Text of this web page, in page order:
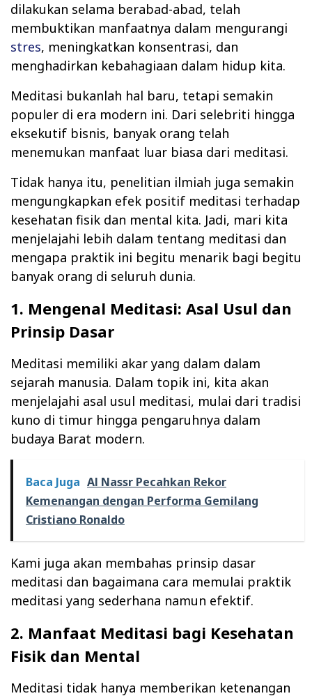
dilakukan selama berabad-abad, telah
membuktikan manfaatnya dalam mengurangi
stres, meningkatkan konsentrasi, dan
menghadirkan kebahagiaan dalam hidup kita.
Meditasi bukanlah hal baru, tetapi semakin
populer di era modern ini. Dari selebriti hingga
eksekutif bisnis, banyak orang telah
menemukan manfaat luar biasa dari meditasi.
Tidak hanya itu, penelitian ilmiah juga semakin
mengungkapkan efek positif meditasi terhadap
kesehatan fisik dan mental kita. Jadi, mari kita
menjelajahi lebih dalam tentang meditasi dan
mengapa praktik ini begitu menarik bagi begitu
banyak orang di seluruh dunia.
1. Mengenal Meditasi: Asal Usul dan
Prinsip Dasar
Meditasi memiliki akar yang dalam dalam
sejarah manusia. Dalam topik ini, kita akan
menjelajahi asal usul meditasi, mulai dari tradisi
kuno di timur hingga pengaruhnya dalam
budaya Barat modern.
Baca Juga Al Nassr Pecahkan Rekor
Kemenangan dengan Performa Gemilang
Cristiano Ronaldo
Kami juga akan membahas prinsip dasar
meditasi dan bagaimana cara memulai praktik
meditasi yang sederhana namun efektif.
2. Manfaat Meditasi bagi Kesehatan
Fisik dan Mental
Meditasi tidak hanya memberikan ketenangan